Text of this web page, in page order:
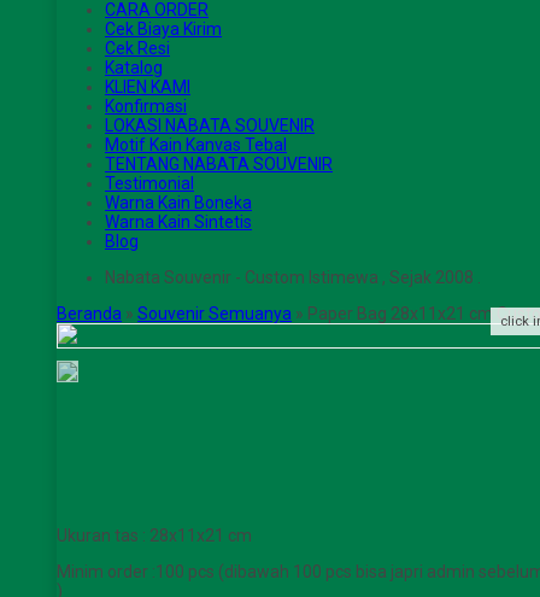
CARA ORDER
Cek Biaya Kirim
Cek Resi
Katalog
KLIEN KAMI
Konfirmasi
LOKASI NABATA SOUVENIR
Motif Kain Kanvas Tebal
TENTANG NABATA SOUVENIR
Testimonial
Warna Kain Boneka
Warna Kain Sintetis
Blog
Nabata Souvenir - Custom Istimewa , Sejak 2008 .
Beranda » Souvenir Semuanya » Paper Bag 28x11x21 cm click
Ukuran tas : 28x11x21 cm
Minim order :100 pcs (dibawah 100 pcs bisa japri admin
)